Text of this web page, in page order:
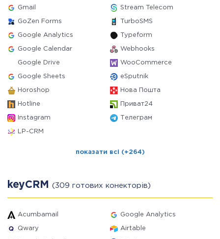
Gmail Stream Telecom
GoZen Forms TurboSMS
Google Analytics Typeform
Google Calendar Webhooks
Google Drive WooCommerce
Google Sheets eSputnik
Horoshop Нова Пошта
Hotline Приват24
Instagram Телеграм
LP-CRM
показати всі (+264)
keyCRM (309 готових конекторів)
Acumbamail Google Analytics
Qwary Airtable